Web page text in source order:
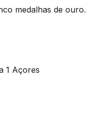
medalhas de ouro.
1 Açores